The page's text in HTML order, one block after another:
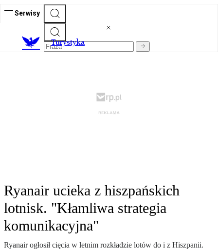
Serwisy
Turystyka
Ryanair ucieka z hiszpańskich
lotnisk. "Kłamliwa strategia
komunikacyjna"
Ryanair ogłosił cięcia w letnim rozkładzie lotów do i z Hiszpanii.